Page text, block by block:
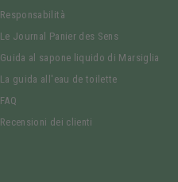
Responsabilità
Le Journal Panier des Sens
Guida al sapone liquido di Marsiglia
La guida all'eau de toilette
FAQ
Recensioni dei clienti